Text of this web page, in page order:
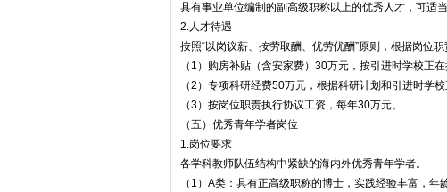
具有事业单位编制的副高级职称以上的优秀人才，可适当
2.人才待遇
按照“以岗议薪、按劳取酬、优劳优酬”原则，根据岗位
（1）购房补贴（含安家费）30万元，按引进时学校正
（2）专项科研经费50万元，根据科研计划和引进时学
（3）按岗位职责执行协议工资，每年30万元。
（五）优秀青年学者岗位
1.岗位要求
各学科教师队伍结构中紧缺的海内外优秀青年学者。
（1）A类：具有正高级职称的博士，实践经验丰富，年